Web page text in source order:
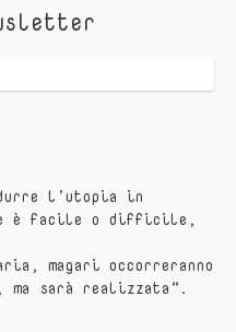
l’utopia in
se è facile o difficile,
magari occorreranno
ma sarà realizzata“.